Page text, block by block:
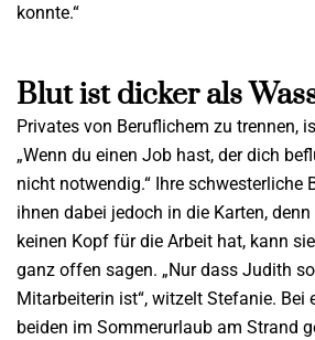
konnte.“
Blut ist dicker als
Privates von Beruflichem zu trennen,
„Wenn du einen Job hast, der dich
nicht notwendig.“ Ihre schwesterliche
ihnen dabei jedoch in die Karten,
keinen Kopf für die Arbeit hat, kann
ganz offen sagen. „Nur dass Judith
Mitarbeiterin ist“, witzelt Stefanie. Bei
beiden im Sommerurlaub am Strand